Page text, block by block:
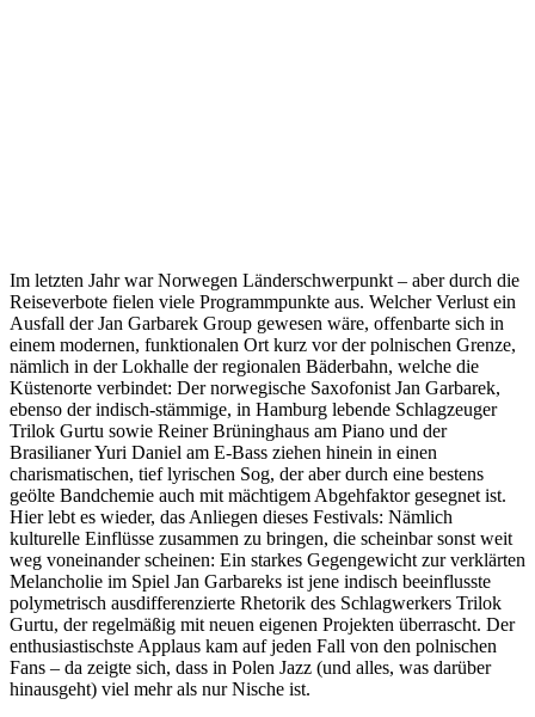
Im letzten Jahr war Norwegen Länderschwerpunkt – aber durch die
Reiseverbote fielen viele Programmpunkte aus. Welcher Verlust ein
Ausfall der Jan Garbarek Group gewesen wäre, offenbarte sich in
einem modernen, funktionalen Ort kurz vor der polnischen Grenze,
nämlich in der Lokhalle der regionalen Bäderbahn, welche die
Küstenorte verbindet: Der norwegische Saxofonist Jan Garbarek,
ebenso der indisch-stämmige, in Hamburg lebende Schlagzeuger
Trilok Gurtu sowie Reiner Brüninghaus am Piano und der
Brasilianer Yuri Daniel am E-Bass ziehen hinein in einen
charismatischen, tief lyrischen Sog, der aber durch eine bestens
geölte Bandchemie auch mit mächtigem Abgehfaktor gesegnet ist.
Hier lebt es wieder, das Anliegen dieses Festivals: Nämlich
kulturelle Einflüsse zusammen zu bringen, die scheinbar sonst weit
weg voneinander scheinen: Ein starkes Gegengewicht zur verklärten
Melancholie im Spiel Jan Garbareks ist jene indisch beeinflusste
polymetrisch ausdifferenzierte Rhetorik des Schlagwerkers Trilok
Gurtu, der regelmäßig mit neuen eigenen Projekten überrascht. Der
enthusiastischste Applaus kam auf jeden Fall von den polnischen
Fans – da zeigte sich, dass in Polen Jazz (und alles, was darüber
hinausgeht) viel mehr als nur Nische ist.